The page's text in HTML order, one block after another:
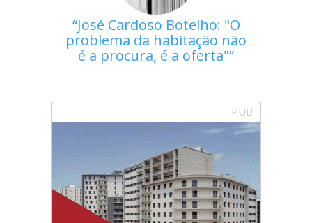
José Cardoso Botelho: "O
problema da habitação não
é a procura, é a oferta"
PUB